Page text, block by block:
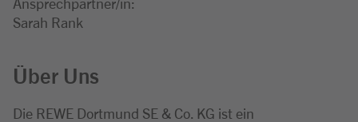
Sarah Rank
Über Uns
Die REWE Dortmund SE & Co. KG ist ein